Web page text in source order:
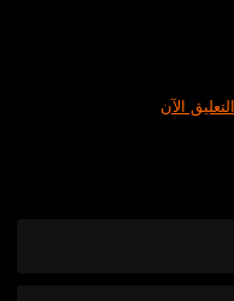
التعليق الآن